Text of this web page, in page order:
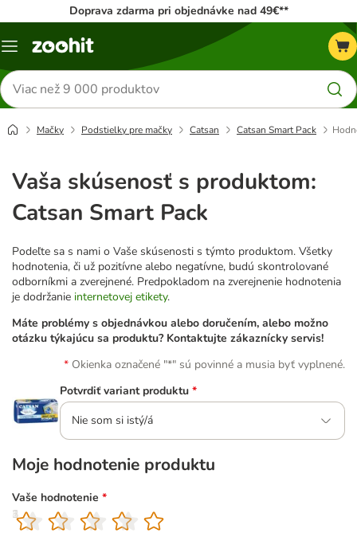
Doprava zdarma pri objednávke nad 49€**
Kategórie
Hľadať
produkty
Mačky Podstielky pre mačky Catsan Catsan Smart Pack
Vaša skúsenosť s produktom:
Catsan Smart Pack
Podeľte sa s nami o Vaše skúsenosti s týmto produktom. Všetky
hodnotenia, či už pozitívne alebo negatívne, budú skontrolované
odborníkmi a zverejnené. Predpokladom na zverejnenie hodnotenia
je dodržanie internetovej etikety.
Máte problémy s objednávkou alebo doručením, alebo možno
otázku týkajúcu sa produktu? Kontaktujte zákaznícky servis!
Okienka označené "*" sú povinné a musia byť vyplnené.
Potvrdiť variant produktu *
Nie som si istý/á
Moje hodnotenie produktu
Vaše hodnotenie *
1
2
3
4
5